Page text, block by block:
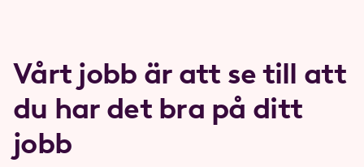
Vårt jobb är att se till att
du har det bra på ditt
jobb